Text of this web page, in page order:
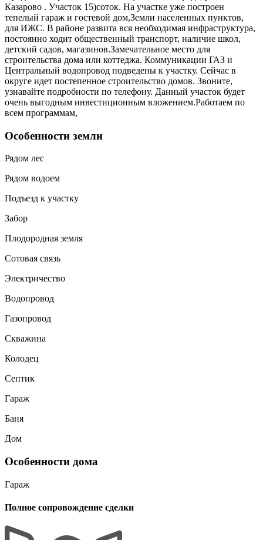
Казарово . Участок 15)соток. На участке уже построен
тепелый гараж и гостевой дом,Земли населенных пунктов,
для ИЖС. В районе развита вся необходимая инфраструктура,
постоянно ходит общественный транспорт, наличие школ,
детский садов, магазинов.Замечательное место для
строительства дома или коттеджа. Коммуникации ГАЗ и
Центральный водопровод подведены к участку. Сейчас в
округе идет постепенное строительство домов. Звоните,
узнавайте подробности по телефону. Данный участок будет
очень выгодным инвестиционным вложением.Работаем по
всем программам,
Особенности земли
Рядом лес
Рядом водоем
Подъезд к участку
Забор
Плодородная земля
Сотовая связь
Электричество
Водопровод
Газопровод
Скважина
Колодец
Септик
Гараж
Баня
Дом
Особенности дома
Гараж
Полное сопровождение сделки